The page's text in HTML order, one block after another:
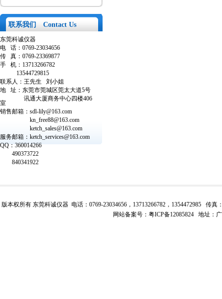
联系我们 Contact Us
东莞科诚仪器
电
话： 0769-23034656
传
真： 0769-23369877
手
机： 13713266782
13544729815
联系人： 王先生 刘 小姐
地
址：东莞市莞城区莞太大道5号
讯通大厦商务中心四楼406
室
销售邮箱： sdl-lily@163.com
kn_free88@163.com
ketch_sales@163.com
服务邮箱： ketch_ services@163.com
QQ ： 360014266
490373722
840341922
版本权所有 东莞科诚仪器 电话：0769-23034656，13713266782，1354472985 传真
网站备案号： 粤ICP备12085824 地址：